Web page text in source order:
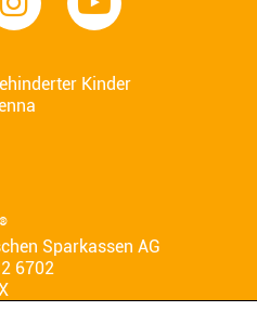
Kinder
®
Sparkassen AG
6702